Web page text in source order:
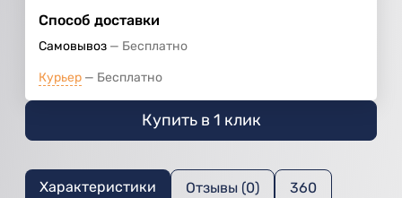
Способ доставки
Самовывоз Бесплатно
Курьер Бесплатно
Купить в 1 клик
Характеристики Отзывы (0) 360